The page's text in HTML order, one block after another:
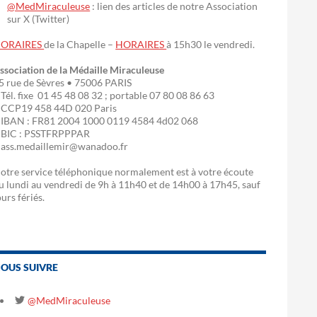
@MedMiraculeuse : lien des articles de notre Association
sur X (Twitter)
de la Chapelle – HORAIRESà 15h30 le vendredi.
de la Médaille Miraculeuse
rue de Sèvres • 75006 PARIS
fixe 01 45 48 08 32 ; portable 07 80 08 86 63
458 44D 020 Paris
: FR81 2004 1000 0119 4584 4d02 068
: PSSTFRPPPAR
service téléphonique normalement est à votre écoute
lundi au vendredi de 9h à 11h40 et de 14h00 à 17h45, sauf
fériés.
SUIVRE
@MedMiraculeuse